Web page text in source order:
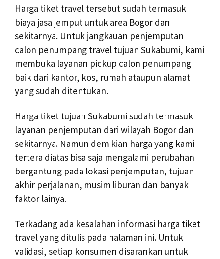
Harga tiket travel tersebut sudah termasuk
biaya jasa jemput untuk area Bogor dan
sekitarnya. Untuk jangkauan penjemputan
calon penumpang travel tujuan Sukabumi, kami
membuka layanan pickup calon penumpang
baik dari kantor, kos, rumah ataupun alamat
yang sudah ditentukan.
Harga tiket tujuan Sukabumi sudah termasuk
layanan penjemputan dari wilayah Bogor dan
sekitarnya. Namun demikian harga yang kami
tertera diatas bisa saja mengalami perubahan
bergantung pada lokasi penjemputan, tujuan
akhir perjalanan, musim liburan dan banyak
faktor lainya.
Terkadang ada kesalahan informasi harga tiket
travel yang ditulis pada halaman ini. Untuk
validasi, setiap konsumen disarankan untuk